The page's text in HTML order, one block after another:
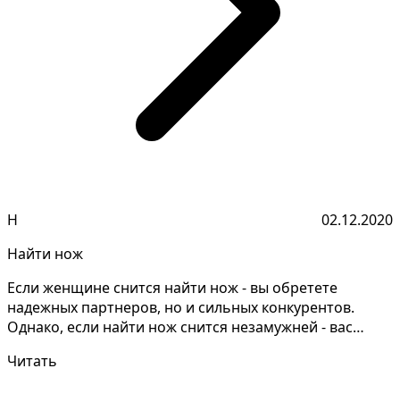
Н
02.12.2020
Найти нож
Если женщине снится найти нож - вы обретете
надежных партнеров, но и сильных конкурентов.
Однако, если найти нож снится незамужней - вас
Читать